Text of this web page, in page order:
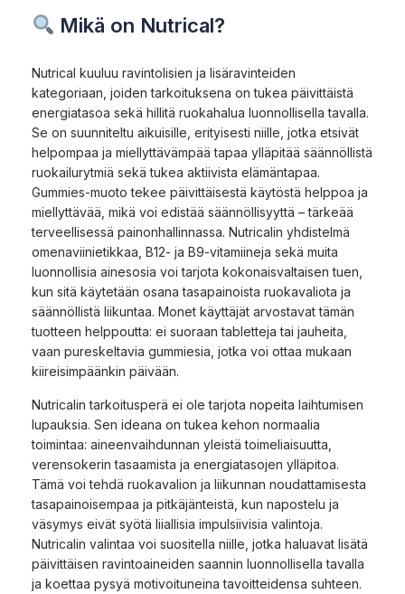
Mikä on Nutrical?
Nutrical kuuluu ravintolisien ja lisäravinteiden
kategoriaan, joiden tarkoituksena on tukea päivittäistä
energiatasoa sekä hillitä ruokahalua luonnollisella tavalla.
Se on suunniteltu aikuisille, erityisesti niille, jotka etsivät
helpompaa ja miellyttävämpää tapaa ylläpitää säännöllistä
ruokailurytmiä sekä tukea aktiivista elämäntapaa.
Gummies-muoto tekee päivittäisestä käytöstä helppoa ja
miellyttävää, mikä voi edistää säännöllisyyttä – tärkeää
terveellisessä painonhallinnassa. Nutricalin yhdistelmä
omenaviinietikkaa, B12- ja B9-vitamiineja sekä muita
luonnollisia ainesosia voi tarjota kokonaisvaltaisen tuen,
kun sitä käytetään osana tasapainoista ruokavaliota ja
säännöllistä liikuntaa. Monet käyttäjät arvostavat tämän
tuotteen helppoutta: ei suoraan tabletteja tai jauheita,
vaan pureskeltavia gummiesia, jotka voi ottaa mukaan
kiireisimpäänkin päivään.
Nutricalin tarkoitusperä ei ole tarjota nopeita laihtumisen
lupauksia. Sen ideana on tukea kehon normaalia
toimintaa: aineenvaihdunnan yleistä toimeliaisuutta,
verensokerin tasaamista ja energiatasojen ylläpitoa.
Tämä voi tehdä ruokavalion ja liikunnan noudattamisesta
tasapainoisempaa ja pitkäjänteistä, kun napostelu ja
väsymys eivät syötä liiallisia impulsiivisia valintoja.
Nutricalin valintaa voi suositella niille, jotka haluavat lisätä
päivittäisen ravintoaineiden saannin luonnollisella tavalla
ja koettaa pysyä motivoituneina tavoitteidensa suhteen.